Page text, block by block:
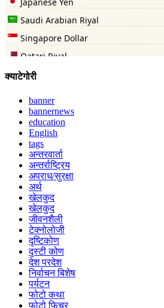
क्याटेगोरी
banner
bannernews
education
English
tags
अन्तरवार्ता
अन्तर्राष्ट्रिय
अपराध/सुरक्षा
अर्थ
खेलकुद
खेलकुद
जीवनशैली
टेक्नोलोजी
दृष्टिकोण
दृस्टी कोण
देश परदेश
निर्वाचन बिशेष
पर्यटन
फोटो कथा
फोटो फिचर